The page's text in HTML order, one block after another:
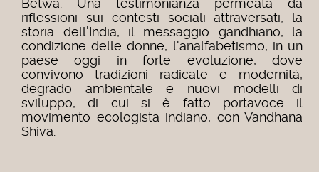
Betwa. Una testimonianza permeata da
riflessioni sui contesti sociali attraversati, la
storia dell'India, il messaggio gandhiano, la
condizione delle donne, l'analfabetismo, in un
paese oggi in forte evoluzione, dove
convivono tradizioni radicate e modernità,
degrado ambientale e nuovi modelli di
sviluppo, di cui si è fatto portavoce il
movimento ecologista indiano, con Vandhana
Shiva.